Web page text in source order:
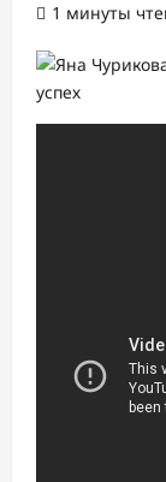
1 минуты